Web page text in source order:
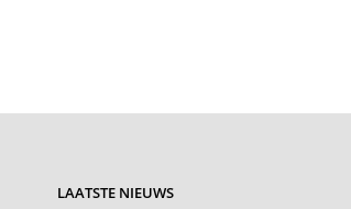
LAATSTE NIEUWS